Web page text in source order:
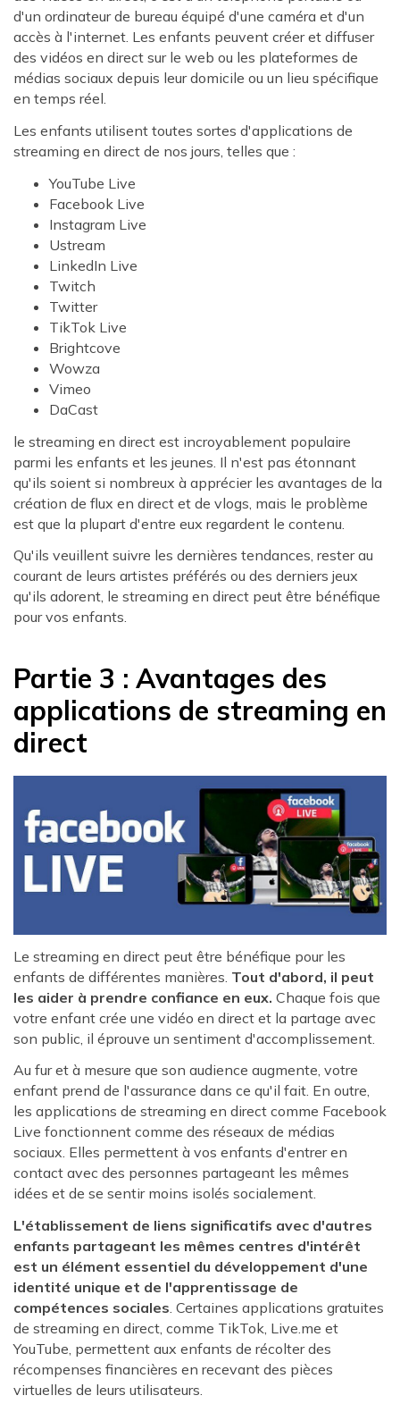
d'un ordinateur de bureau équipé d'une caméra et d'un
accès à l'internet. Les enfants peuvent créer et diffuser
des vidéos en direct sur le web ou les plateformes de
médias sociaux depuis leur domicile ou un lieu spécifique
en temps réel.
Les enfants utilisent toutes sortes d'applications de
streaming en direct de nos jours, telles que :
YouTube Live
Facebook Live
Instagram Live
Ustream
LinkedIn Live
Twitch
Twitter
TikTok Live
Brightcove
Wowza
Vimeo
DaCast
le streaming en direct est incroyablement populaire
parmi les enfants et les jeunes. Il n'est pas étonnant
qu'ils soient si nombreux à apprécier les avantages de la
création de flux en direct et de vlogs, mais le problème
est que la plupart d'entre eux regardent le contenu.
Qu'ils veuillent suivre les dernières tendances, rester au
courant de leurs artistes préférés ou des derniers jeux
qu'ils adorent, le streaming en direct peut être bénéfique
pour vos enfants.
Partie 3 : Avantages des
applications de streaming en
direct
Le streaming en direct peut être bénéfique pour les
enfants de différentes manières. Tout d'abord, il peut
les aider à prendre confiance en eux. Chaque fois que
votre enfant crée une vidéo en direct et la partage avec
son public, il éprouve un sentiment d'accomplissement.
Au fur et à mesure que son audience augmente, votre
enfant prend de l'assurance dans ce qu'il fait. En outre,
les applications de streaming en direct comme Facebook
Live fonctionnent comme des réseaux de médias
sociaux. Elles permettent à vos enfants d'entrer en
contact avec des personnes partageant les mêmes
idées et de se sentir moins isolés socialement.
L'établissement de liens significatifs avec d'autres
enfants partageant les mêmes centres d'intérêt
est un élément essentiel du développement d'une
identité unique et de l'apprentissage de
compétences sociales. Certaines applications gratuites
de streaming en direct, comme TikTok, Live.me et
YouTube, permettent aux enfants de récolter des
récompenses financières en recevant des pièces
virtuelles de leurs utilisateurs.